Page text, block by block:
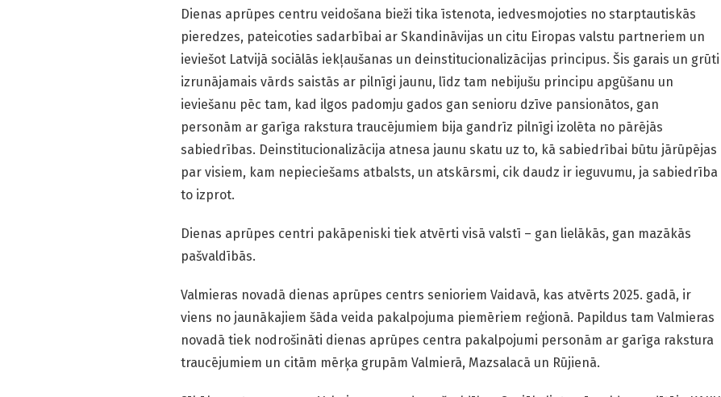
Dienas aprūpes centru veidošana bieži tika īstenota, iedvesmojoties no starptautiskās
pieredzes, pateicoties sadarbībai ar Skandināvijas un citu Eiropas valstu partneriem un
ieviešot Latvijā sociālās iekļaušanas un deinstitucionalizācijas principus. Šis garais un grūti
izrunājamais vārds saistās ar pilnīgi jaunu, līdz tam nebijušu principu apgūšanu un
ieviešanu pēc tam, kad ilgos padomju gados gan senioru dzīve pansionātos, gan
personām ar garīga rakstura traucējumiem bija gandrīz pilnīgi izolēta no pārējās
sabiedrības. Deinstitucionalizācija atnesa jaunu skatu uz to, kā sabiedrībai būtu jārūpējas
par visiem, kam nepieciešams atbalsts, un atskārsmi, cik daudz ir ieguvumu, ja sabiedrība
to izprot.
Dienas aprūpes centri pakāpeniski tiek atvērti visā valstī – gan lielākās, gan mazākās
pašvaldībās.
Valmieras novadā dienas aprūpes centrs senioriem Vaidavā, kas atvērts 2025. gadā, ir
viens no jaunākajiem šāda veida pakalpojuma piemēriem reģionā. Papildus tam Valmieras
novadā tiek nodrošināti dienas aprūpes centra pakalpojumi personām ar garīga rakstura
traucējumiem un citām mērķa grupām Valmierā, Mazsalacā un Rūjienā.